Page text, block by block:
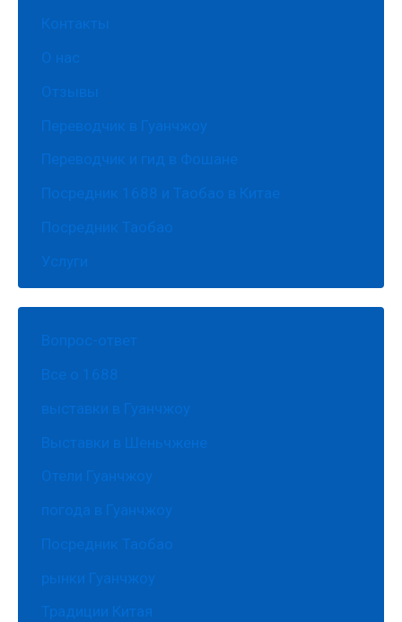
Контакты
О нас
Отзывы
Переводчик в Гуанчжоу
Переводчик и гид в Фошане
Посредник 1688 и Таобао в Китае
Посредник Таобао
Услуги
Вопрос-ответ
Все о 1688
выставки в Гуанчжоу
Выставки в Шеньчжене
Отели Гуанчжоу
погода в Гуанчжоу
Посредник Таобао
рынки Гуанчжоу
Традиции Китая